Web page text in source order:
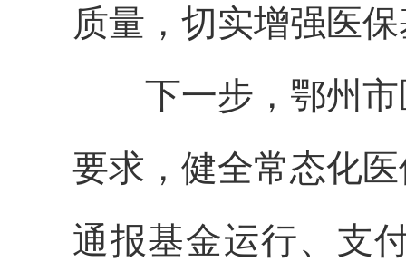
质量，切实增强医
下一步，鄂州
要求，健全常态化
通报基金运行、支